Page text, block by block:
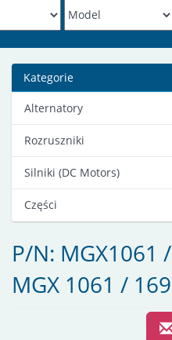
Kategorie
Alternatory
Rozruszniki
Silniki (DC Motors)
Części
P/N: MGX1061
MGX 1061 /